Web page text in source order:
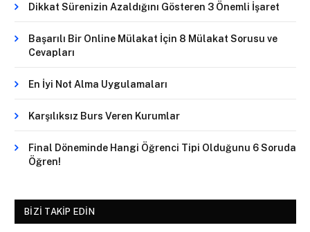
Dikkat Sürenizin Azaldığını Gösteren 3 Önemli İşaret
Başarılı Bir Online Mülakat İçin 8 Mülakat Sorusu ve
Cevapları
En İyi Not Alma Uygulamaları
Karşılıksız Burs Veren Kurumlar
Final Döneminde Hangi Öğrenci Tipi Olduğunu 6 Soruda
Öğren!
BIZI TAKIP EDIN